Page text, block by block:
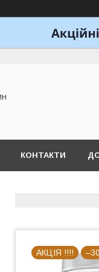
КОНТАКТИ
АКЦІЯ !!!!